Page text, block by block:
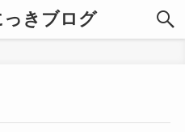
きブログ